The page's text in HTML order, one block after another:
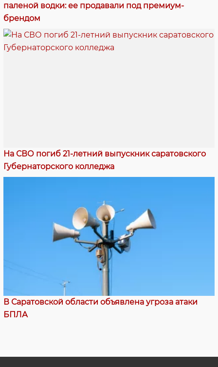
паленой водки: ее продавали под премиум-
брендом
На СВО погиб 21-летний выпускник саратовского
Губернаторского колледжа
В Саратовской области объявлена угроза атаки
БПЛА